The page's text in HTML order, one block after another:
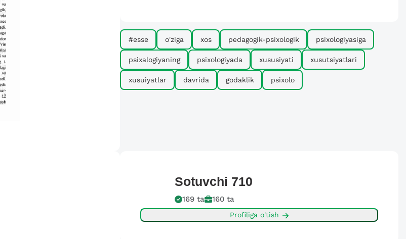
#esse o'ziga xos pеdagogik-psixologik psixologiyasiga
psixalogiyaning psixologiyada xususiyati xusutsiyatlari
xusuiyatlar davrida godaklik psixolo
Sotuvchi 710
169 ta 160 ta
Profiliga o'tish